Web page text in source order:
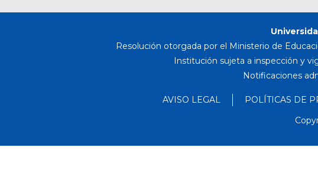
Resolución otorgada por el Ministerio de
Institución sujeta a inspección y
Notificaciones
AVISO LEGAL POLÍTICAS DE